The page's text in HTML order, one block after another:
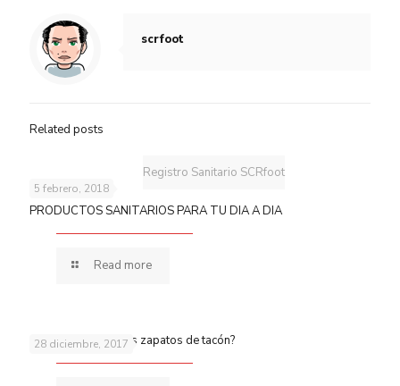
scrfoot
Related posts
Registro Sanitario SCRfoot
5 febrero, 2018
PRODUCTOS SANITARIOS PARA TU DIA A DIA
Read more
28 diciembre, 2017
¿Quieres aparcar los zapatos de tacón?